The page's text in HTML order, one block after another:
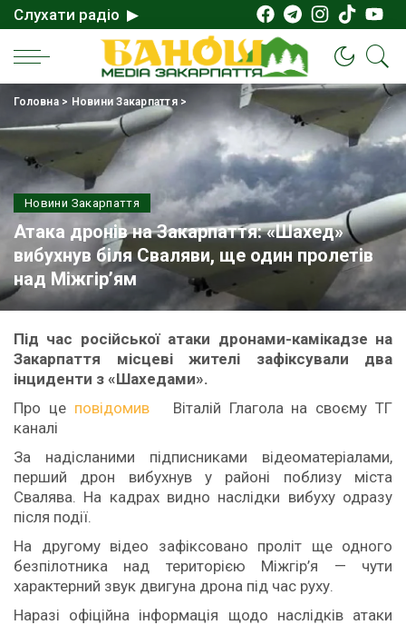
Слухати радіо ▶
Головна> Новини Закарпаття>
Новини Закарпаття
Атака дронів на Закарпаття: «Шахед»
вибухнув біля Сваляви, ще один пролетів
над Міжгір’ям
Під час російської атаки дронами-камікадзе на
Закарпаття місцеві жителі зафіксували два
інциденти з «Шахедами».
Про цеповідомив
Віталій Глагола на своєму ТГ
каналі
За надісланими підписниками відеоматеріалами,
перший дрон вибухнув у районі поблизу міста
Свалява. На кадрах видно наслідки вибуху одразу
після події.
На другому відео зафіксовано проліт ще одного
безпілотника над територією Міжгір’я — чути
характерний звук двигуна дрона під час руху.
Наразі офіційна інформація щодо наслідків атаки